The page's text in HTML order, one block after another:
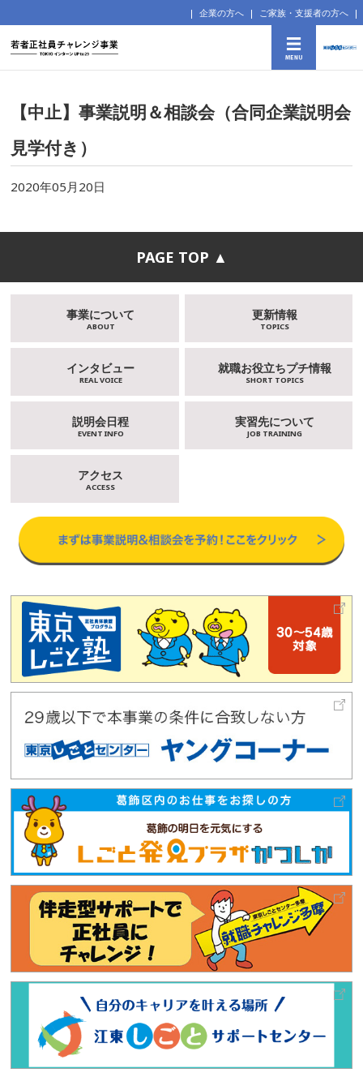
企業の方へ ご家族・支援者の方へ
【中止】事業説明＆相談会（合同企業説明会
見学付き）
2020年05月20日
PAGE TOP ▲
事業について
ABOUT
更新情報
TOPICS
インタビュー
REAL VOICE
就職お役立ちプチ情報
SHORT TOPICS
説明会日程
EVENT INFO
実習先について
JOB TRAINING
アクセス
ACCESS